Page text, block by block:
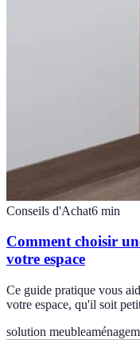
Conseils d'Achat6 min
Comment choisir
votre espace
Ce guide pratique vous
votre espace, qu'il soit
solution meuble